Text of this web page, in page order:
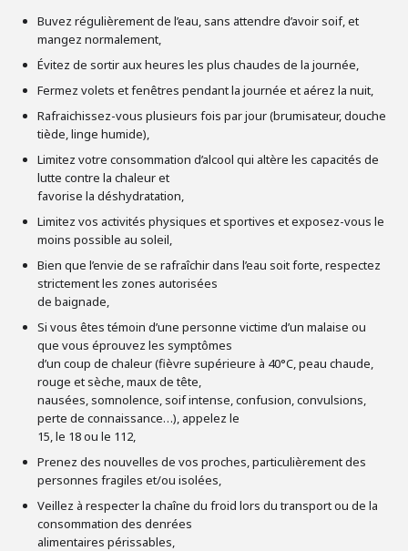
Buvez régulièrement de l’eau, sans attendre d’avoir soif, et
mangez normalement,
Évitez de sortir aux heures les plus chaudes de la journée,
Fermez volets et fenêtres pendant la journée et aérez la nuit,
Rafraichissez-vous plusieurs fois par jour (brumisateur, douche
tiède, linge humide),
Limitez votre consommation d’alcool qui altère les capacités de
lutte contre la chaleur et
favorise la déshydratation,
Limitez vos activités physiques et sportives et exposez-vous le
moins possible au soleil,
Bien que l’envie de se rafraîchir dans l’eau soit forte, respectez
strictement les zones autorisées
de baignade,
Si vous êtes témoin d’une personne victime d’un malaise ou
que vous éprouvez les symptômes
d’un coup de chaleur (fièvre supérieure à 40°C, peau chaude,
rouge et sèche, maux de tête,
nausées, somnolence, soif intense, confusion, convulsions,
perte de connaissance…), appelez le
15, le 18 ou le 112,
Prenez des nouvelles de vos proches, particulièrement des
personnes fragiles et/ou isolées,
Veillez à respecter la chaîne du froid lors du transport ou de la
consommation des denrées
alimentaires périssables,